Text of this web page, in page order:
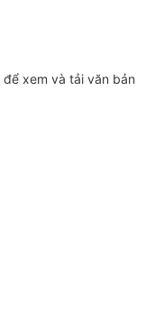
để xem và tải văn bản